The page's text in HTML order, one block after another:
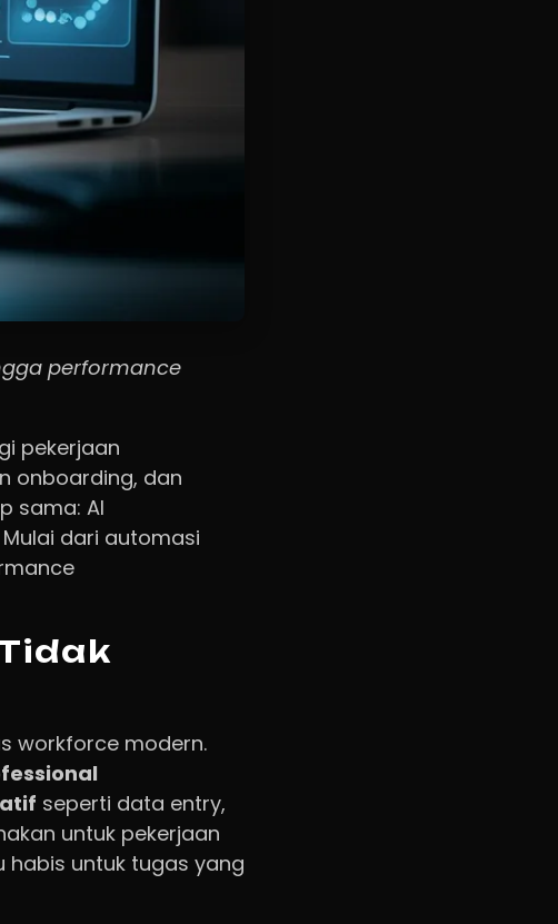
performance
pekerjaan
onboarding, dan
sama: AI
dari automasi
workforce modern.
seperti data entry,
untuk pekerjaan
untuk tugas yang